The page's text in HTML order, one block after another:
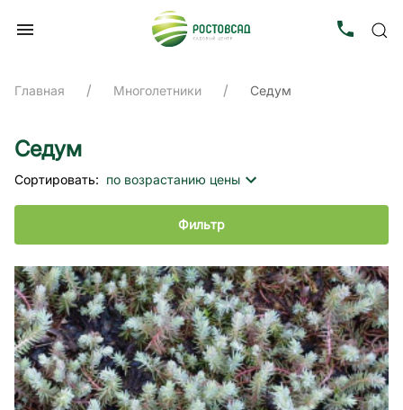
Главная Многолетники Седум
Седум
Сортировать: по возрастанию цены
Фильтр